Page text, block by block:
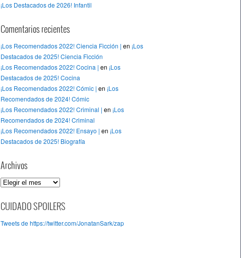
¡Los Destacados de 2026! Infantil
Comentarios recientes
¡Los Recomendados 2022! Ciencia Ficción | en ¡Los
Destacados de 2025! Ciencia Ficción
¡Los Recomendados 2022! Cocina | en ¡Los
Destacados de 2025! Cocina
¡Los Recomendados 2022! Cómic | en ¡Los
Recomendados de 2024! Cómic
¡Los Recomendados 2022! Criminal | en ¡Los
Recomendados de 2024! Criminal
¡Los Recomendados 2022! Ensayo | en ¡Los
Destacados de 2025! Biografía
Archivos
A
c
i
CUIDADO SPOILERS
Tweets de https://twitter.com/JonatanSark/zap